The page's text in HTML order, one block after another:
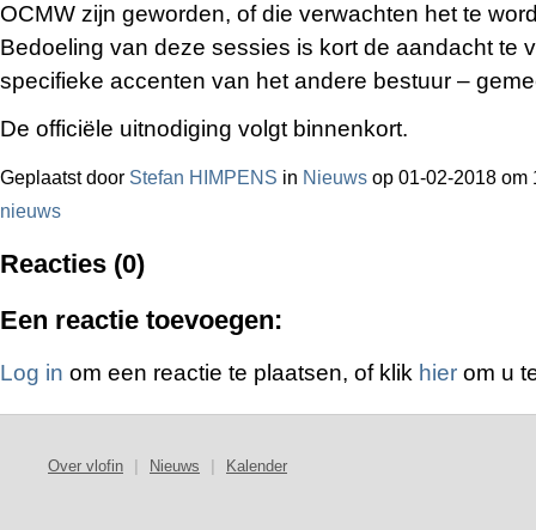
OCMW zijn geworden, of die verwachten het te
Bedoeling van deze sessies is kort de aandacht te
specifieke accenten van het andere bestuur –
De officiële uitnodiging volgt binnenkort.
Geplaatst door Stefan HIMPENS in Nieuws op 01-02-2018 om
nieuws
Reacties (0)
Een reactie toevoegen:
Log in om een reactie te plaatsen, of klik hier om u
Over vlofin Nieuws Kalender